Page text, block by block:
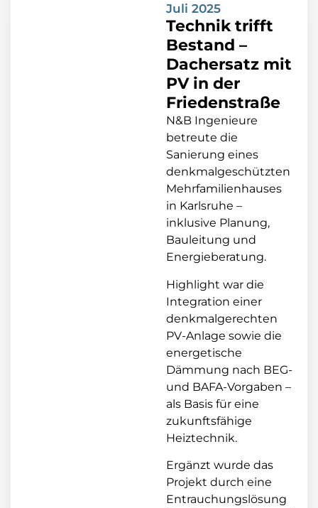
Juli 2025
Technik trifft
Bestand –
Dachersatz mit
PV in der
Friedenstraße
N&B Ingenieure
betreute die
Sanierung eines
denkmalgeschützten
Mehrfamilienhauses
in Karlsruhe –
inklusive Planung,
Bauleitung und
Energieberatung.
Highlight war die
Integration einer
denkmalgerechten
PV-Anlage sowie die
energetische
Dämmung nach BEG-
und BAFA-Vorgaben –
als Basis für eine
zukunftsfähige
Heiztechnik.
Ergänzt wurde das
Projekt durch eine
Entrauchungslösung